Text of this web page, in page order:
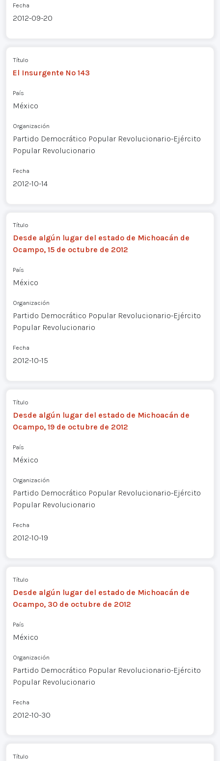
Fecha
2012-09-20
Título
El Insurgente Nº 143
País
México
Organización
Partido Democrático Popular Revolucionario-Ejército
Popular Revolucionario
Fecha
2012-10-14
Título
Desde algún lugar del estado de Michoacán de
Ocampo, 15 de octubre de 2012
País
México
Organización
Partido Democrático Popular Revolucionario-Ejército
Popular Revolucionario
Fecha
2012-10-15
Título
Desde algún lugar del estado de Michoacán de
Ocampo, 19 de octubre de 2012
País
México
Organización
Partido Democrático Popular Revolucionario-Ejército
Popular Revolucionario
Fecha
2012-10-19
Título
Desde algún lugar del estado de Michoacán de
Ocampo, 30 de octubre de 2012
País
México
Organización
Partido Democrático Popular Revolucionario-Ejército
Popular Revolucionario
Fecha
2012-10-30
Título